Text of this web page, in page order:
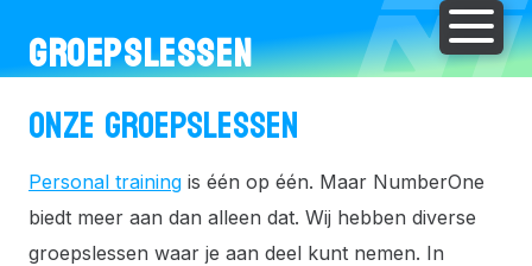
GROEPSLESSEN
ONZE GROEPSLESSEN
Personal training is één op één. Maar NumberOne
biedt meer aan dan alleen dat. Wij hebben diverse
groepslessen waar je aan deel kunt nemen. In